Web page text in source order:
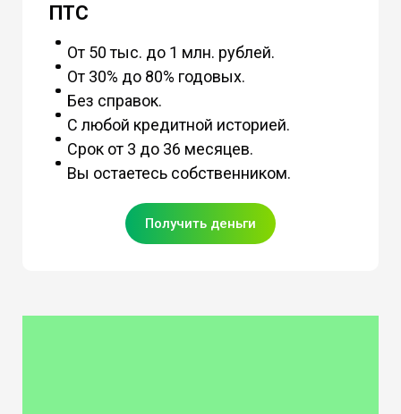
ПТС
От 50 тыс. до 1 млн. рублей.
От 30% до 80% годовых.
Без справок.
С любой кредитной историей.
Срок от 3 до 36 месяцев.
Вы остаетесь собственником.
Получить деньги